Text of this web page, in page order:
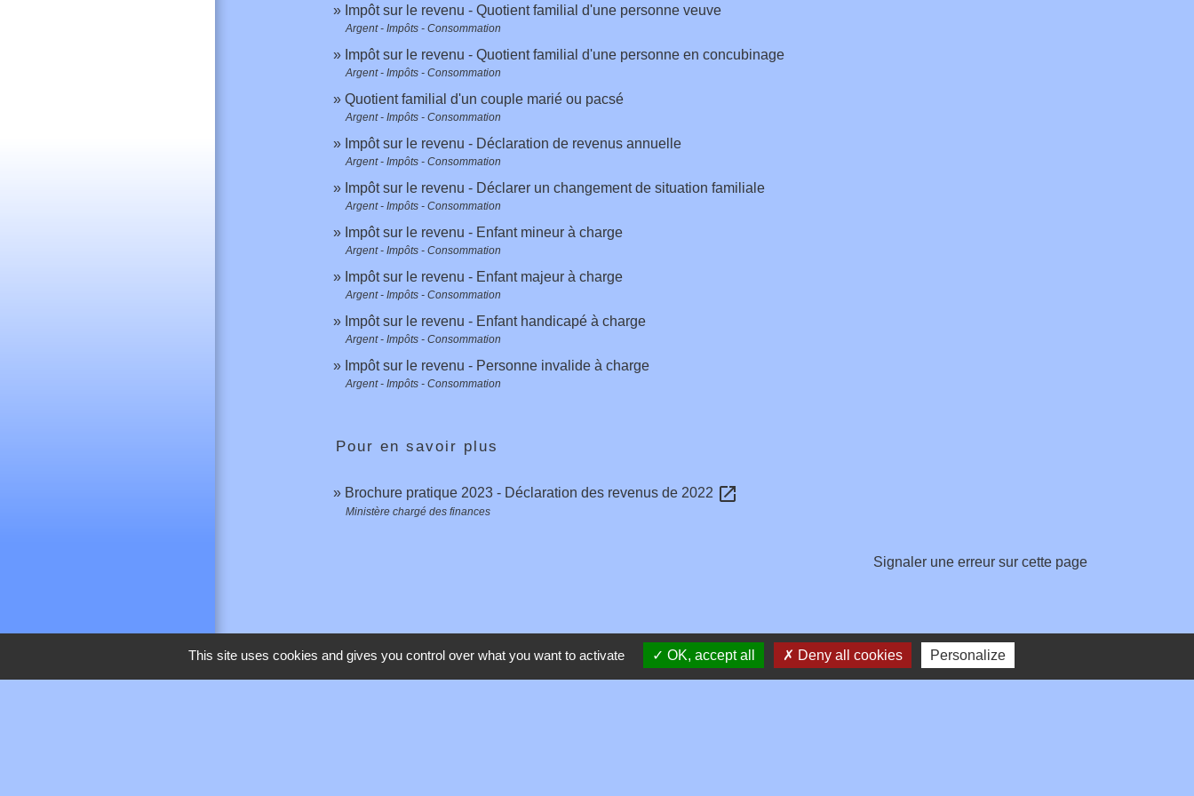
Impôt sur le revenu - Quotient familial d'une personne veuve
Argent - Impôts - Consommation
Impôt sur le revenu - Quotient familial d'une personne en concubinage
Argent - Impôts - Consommation
Quotient familial d'un couple marié ou pacsé
Argent - Impôts - Consommation
Impôt sur le revenu - Déclaration de revenus annuelle
Argent - Impôts - Consommation
Impôt sur le revenu - Déclarer un changement de situation familiale
Argent - Impôts - Consommation
Impôt sur le revenu - Enfant mineur à charge
Argent - Impôts - Consommation
Impôt sur le revenu - Enfant majeur à charge
Argent - Impôts - Consommation
Impôt sur le revenu - Enfant handicapé à charge
Argent - Impôts - Consommation
Impôt sur le revenu - Personne invalide à charge
Argent - Impôts - Consommation
Pour en savoir plus
Brochure pratique 2023 - Déclaration des revenus de 2022 open_in_new
Ministère chargé des finances
Signaler une erreur sur cette page
Contacts
This site uses cookies and gives you control over what you want to activate OK, accept all Deny all cookies Personalize